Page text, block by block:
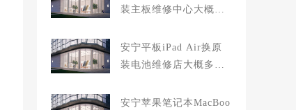
装主板维修中心大概多
安宁平板iPad Air换原
装电池维修店大概多少
安宁苹果笔记本MacBoo